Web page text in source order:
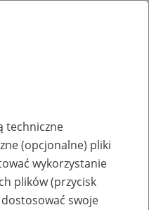
techniczne
(opcjonalne) pliki
wykorzystanie
plików (przycisk
swoje